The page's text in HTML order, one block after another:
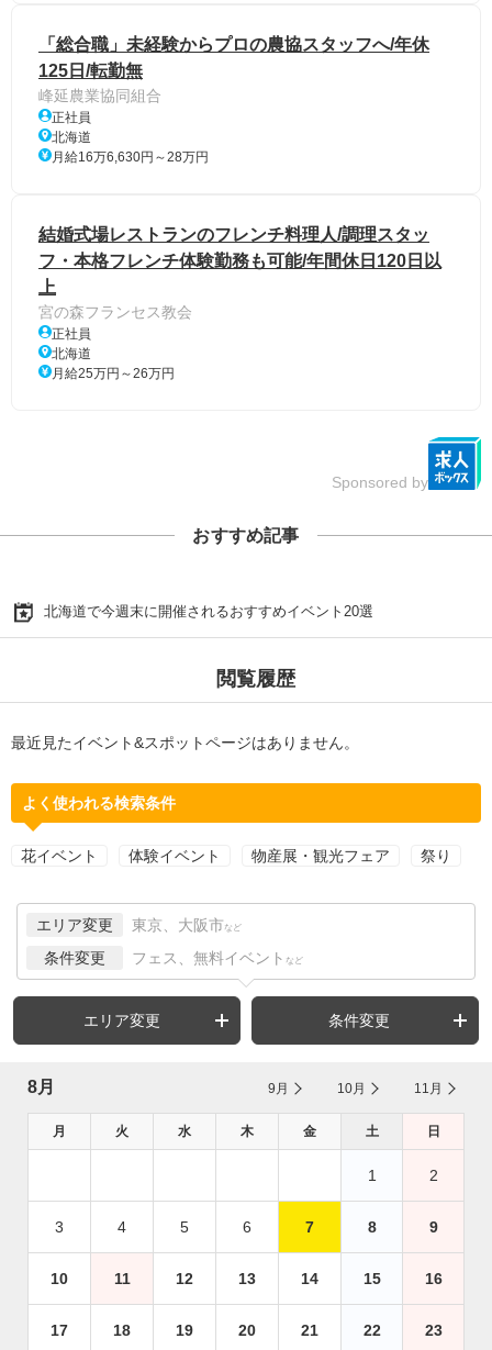
「総合職」未経験からプロの農協スタッフへ/年休
125日/転勤無
峰延農業協同組合
正社員
北海道
月給16万6,630円～28万円
結婚式場レストランのフレンチ料理人/調理スタッ
フ・本格フレンチ体験勤務も可能/年間休日120日以
上
宮の森フランセス教会
正社員
北海道
月給25万円～26万円
Sponsored by
おすすめ記事
北海道で今週末に開催されるおすすめイベント20選
閲覧履歴
最近見たイベント&スポットページはありません。
よく使われる検索条件
花イベント 体験イベント 物産展・観光フェア 祭り
エリア変更 東京、大阪市 など
条件変更 フェス、無料イベント など
エリア変更 条件変更
8月 9月 10月 11月
月 火 水 木 金 土 日
1 2
3 4 5 6 7 8 9
10 11 12 13 14 15 16
17 18 19 20 21 22 23